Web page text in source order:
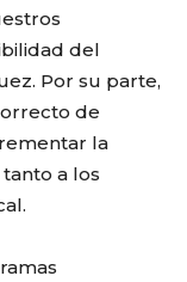
del
Por su parte,
de
la
a los